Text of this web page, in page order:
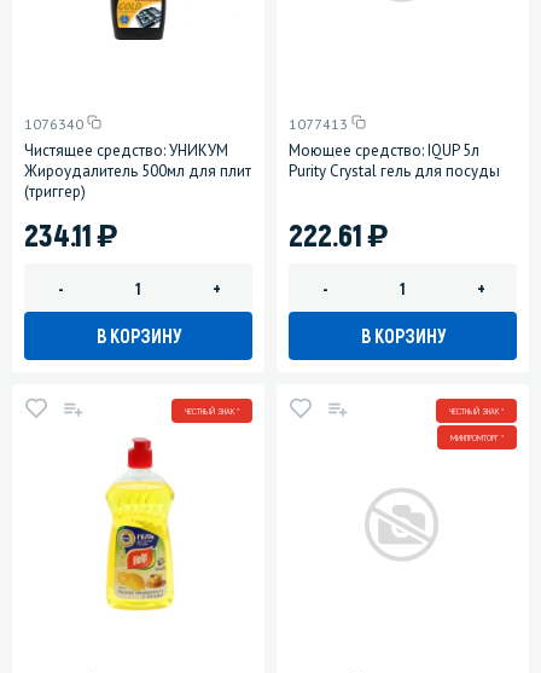
1076340
Чистящее средство: УНИКУМ
Жироудалитель 500мл для плит
(триггер)
234.11)
- +
В КОРЗИНУ
1077413
Моющее средство: IQUP 5л
Purity Сrystal гель для посуды
222.61)
- +
В КОРЗИНУ
ЧЕСТНЫЙ ЗНАК * ЧЕСТНЫЙ ЗНАК *
МИНПРОМТОРГ *